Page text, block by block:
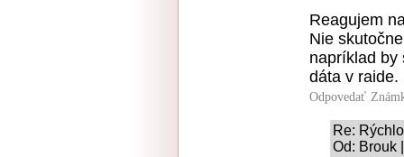
Reagujem
Nie
napríklad by
dáta v
Odpovedať
Re:
Od: Brouk